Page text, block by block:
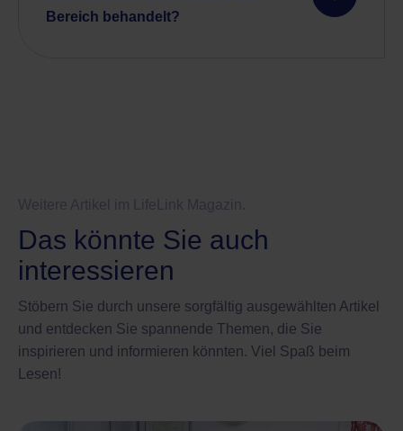
Bereich behandelt?
Das könnte Sie auch
interessieren
Stöbern Sie durch unsere sorgfältig ausgewählten Artikel
und entdecken Sie spannende Themen, die Sie
inspirieren und informieren könnten. Viel Spaß beim
Lesen!